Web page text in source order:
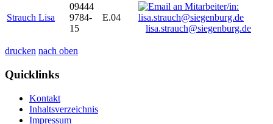
Strauch Lisa
09444
9784-
15
E.04
lisa.strauch@siegenburg.de
drucken nach oben
Quicklinks
Kontakt
Inhaltsverzeichnis
Impressum